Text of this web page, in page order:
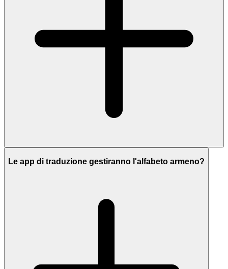
Le app di traduzione gestiranno l'alfabeto armeno?